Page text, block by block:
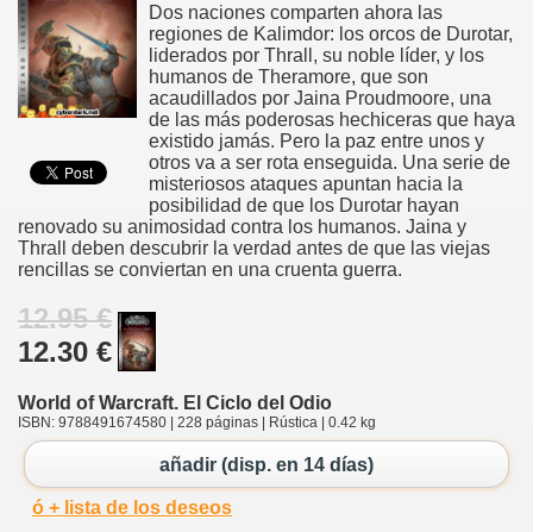
Dos naciones comparten ahora las
regiones de Kalimdor: los orcos de Durotar,
liderados por Thrall, su noble líder, y los
humanos de Theramore, que son
acaudillados por Jaina Proudmoore, una
de las más poderosas hechiceras que haya
existido jamás. Pero la paz entre unos y
otros va a ser rota enseguida. Una serie de
misteriosos ataques apuntan hacia la
posibilidad de que los Durotar hayan
renovado su animosidad contra los humanos. Jaina y
Thrall deben descubrir la verdad antes de que las viejas
rencillas se conviertan en una cruenta guerra.
12.95 €
12.30 €
World of Warcraft. El Ciclo del Odio
ISBN: 9788491674580 | 228 páginas | Rústica | 0.42 kg
añadir (disp. en 14 días)
ó + lista de los deseos